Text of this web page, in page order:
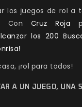
los juegos de rol a
Con Cruz Roja
los 200
¡rol para todos!
A UN JUEGO, UNA